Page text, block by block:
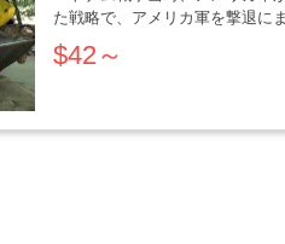
た戦略で、アメリカ軍を撃退に
か・・・・・
$42～